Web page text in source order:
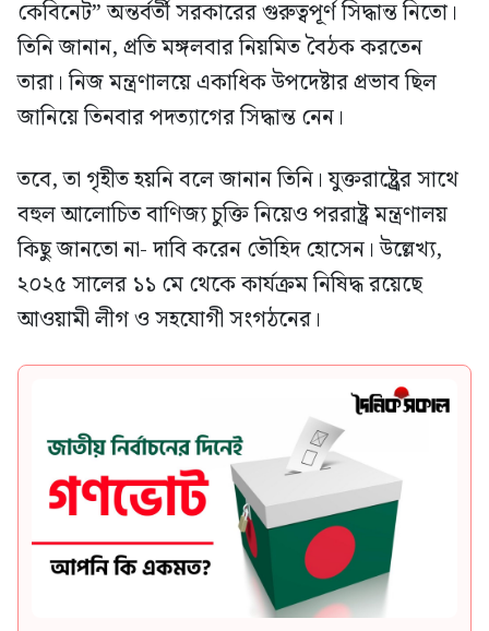
কেবিনেট” অন্তর্বর্তী সরকারের গুরুত্বপূর্ণ সিদ্ধান্ত নিতো।
তিনি জানান, প্রতি মঙ্গলবার নিয়মিত বৈঠক করতেন
তারা। নিজ মন্ত্রণালয়ে একাধিক উপদেষ্টার প্রভাব ছিল
জানিয়ে তিনবার পদত্যাগের সিদ্ধান্ত নেন।
তবে, তা গৃহীত হয়নি বলে জানান তিনি। যুক্তরাষ্ট্র্রের সাথে
বহুল আলোচিত বাণিজ্য চুক্তি নিয়েও পররাষ্ট্র মন্ত্রণালয়
কিছু জানতো না- দাবি করেন তৌহিদ হোসেন। উল্লেখ্য,
২০২৫ সালের ১১ মে থেকে কার্যক্রম নিষিদ্ধ রয়েছে
আওয়ামী লীগ ও সহযোগী সংগঠনের।